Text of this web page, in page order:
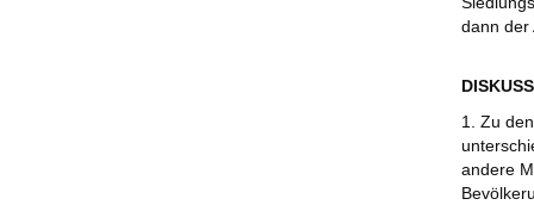
dann der
1. Zu
andere